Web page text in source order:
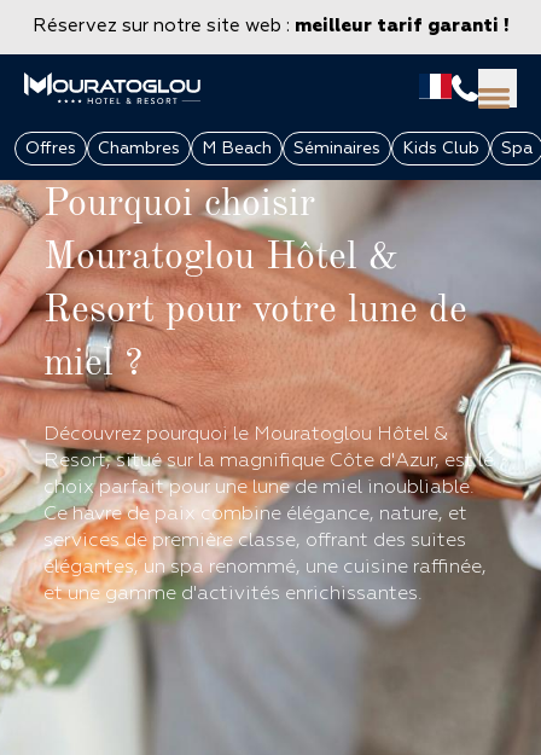
Réservez sur notre site web : meilleur tarif garanti !
GROUPES & ENTREPRISES
Offres Chambres M Beach Séminaires Kids Club Spa
Pourquoi choisir
Mouratoglou Hôtel &
Resort pour votre lune de
miel ?
Découvrez pourquoi le Mouratoglou Hôtel &
Resort, situé sur la magnifique Côte d'Azur, est le
choix parfait pour une lune de miel inoubliable.
Ce havre de paix combine élégance, nature, et
services de première classe, offrant des suites
élégantes, un spa renommé, une cuisine raffinée,
et une gamme d'activités enrichissantes.